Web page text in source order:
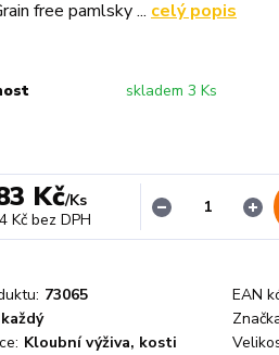
free pamlsky ... celý popis
skladem 3 Ks
Kč/Ks
Kč bez DPH
73065 EAN
Kloubní výživa, kosti